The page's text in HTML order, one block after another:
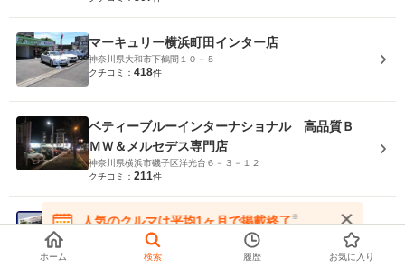
マーキュリー横浜町田インター店
神奈川県大和市下鶴間１０－５
クチコミ： 418件
ベティーブルーインターナショナル 高品質Ｂ
ＭＷ＆メルセデス専門店
神奈川県横浜市磯子区洋光台６－３－１２
クチコミ： 211件
ＥＮＤＥＡＶＯＵＲ エンデバー
埼玉県所沢市東所沢３－３８－６
145 件
人気のクルマは平均1ヶ月で掲載終了※
在庫が無くなる前にお問い合わせください
ホーム 検索 履歴 お気に入り